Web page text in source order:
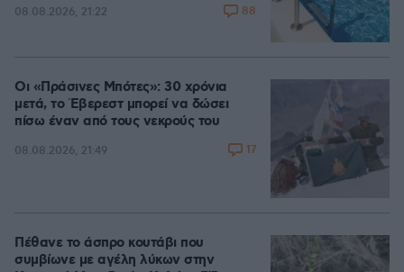
08.08.2026, 21:22 88
Οι «Πράσινες Μπότες»: 30 χρόνια
μετά, το Έβερεστ μπορεί να δώσει
πίσω έναν από τους νεκρούς του
08.08.2026, 21:49 17
Πέθανε το άσπρο κουτάβι που
συμβίωνε με αγέλη λύκων στην